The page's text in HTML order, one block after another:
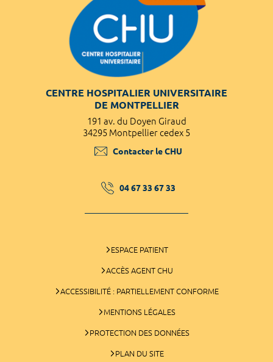
CENTRE HOSPITALIER UNIVERSITAIRE
DE MONTPELLIER
191 av. du Doyen Giraud
34295 Montpellier cedex 5
Contacter le CHU
04 67 33 67 33
ESPACE PATIENT
ACCÈS AGENT CHU
ACCESSIBILITÉ : PARTIELLEMENT CONFORME
MENTIONS LÉGALES
PROTECTION DES DONNÉES
PLAN DU SITE